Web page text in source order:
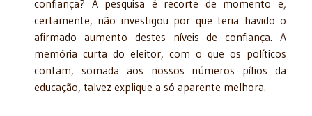
confiança? A pesquisa é recorte de momento e,
certamente, não investigou por que teria havido o
afirmado aumento destes níveis de confiança. A
memória curta do eleitor, com o que os políticos
contam, somada aos nossos números pífios da
educação, talvez explique a só aparente melhora.